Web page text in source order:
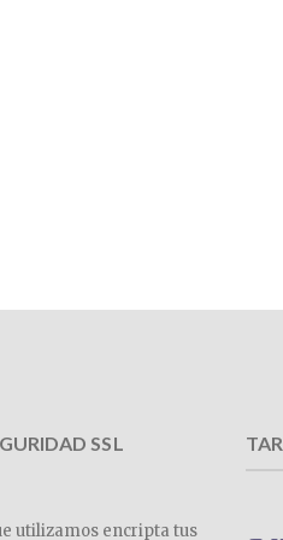
SSL
utilizamos encripta tus